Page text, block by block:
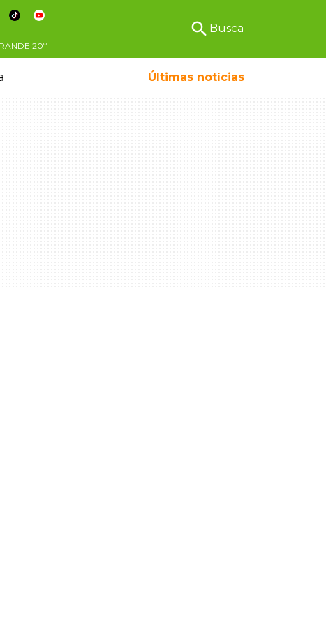
20º
search Busca
Últimas notícias